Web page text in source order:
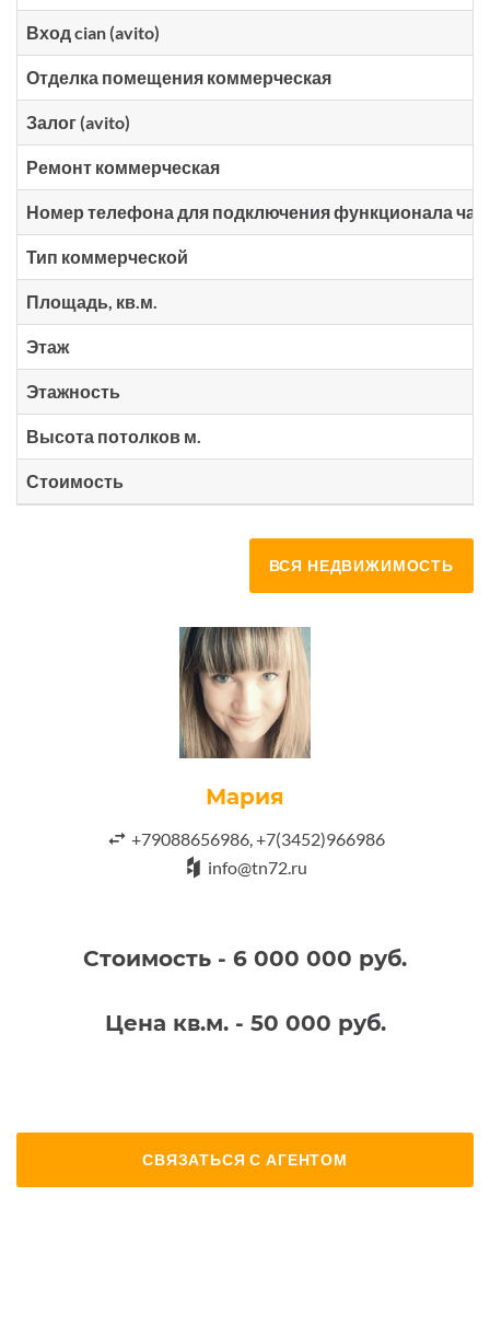
Вход cian (avito)
Отделка помещения коммерческая
Залог (avito)
Ремонт коммерческая
Номер телефона для подключения функционала
Тип коммерческой
Площадь, кв.м.
Этаж
Этажность
Высота потолков м.
Стоимость
ВСЯ НЕДВИЖИМОСТЬ
Мария
+79088656986, +7(3452)966986
info@tn72.ru
Стоимость - 6 000 000 руб.
Цена кв.м. - 50 000 руб.
СВЯЗАТЬСЯ С АГЕНТОМ